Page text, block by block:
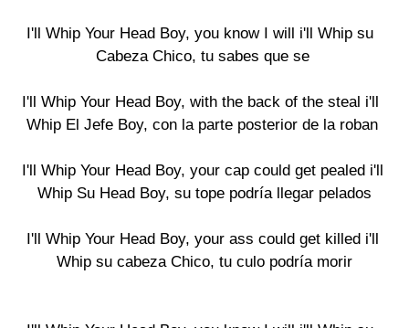
I'll Whip Your Head Boy, you know I will i'll Whip su
Cabeza Chico, tu sabes que se
I'll Whip Your Head Boy, with the back of the steal i'll
Whip El Jefe Boy, con la parte posterior de la roban
I'll Whip Your Head Boy, your cap could get pealed i'll
Whip Su Head Boy, su tope podría llegar pelados
I'll Whip Your Head Boy, your ass could get killed i'll
Whip su cabeza Chico, tu culo podría morir